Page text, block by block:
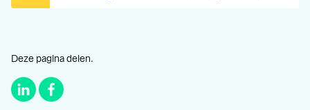
Deze pagina delen.